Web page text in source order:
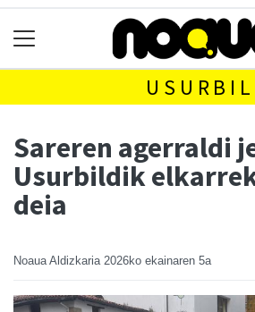
USURBIL
Sareren agerraldi
Usurbildik
deia
Noaua Aldizkaria 2026ko ekainaren 5a